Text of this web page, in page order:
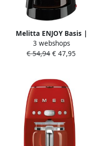
Melitta ENJOY Basis |
Filterkoffiezetapparaten |
Keuken&Koken
3 webshops
€ 54,94 € 47,95